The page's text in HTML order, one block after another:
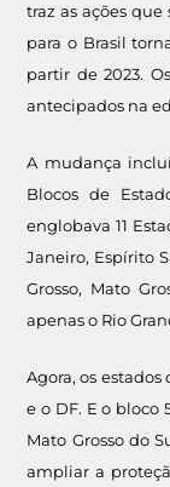
traz as ações
para o Brasil
partir de 2023.
antecipados na
A mudança
Blocos de
englobava 11
Janeiro, Espírito
Grosso, Mato
apenas o Rio
Agora, os estados
e o DF. E o bloco
Mato Grosso do
ampliar a